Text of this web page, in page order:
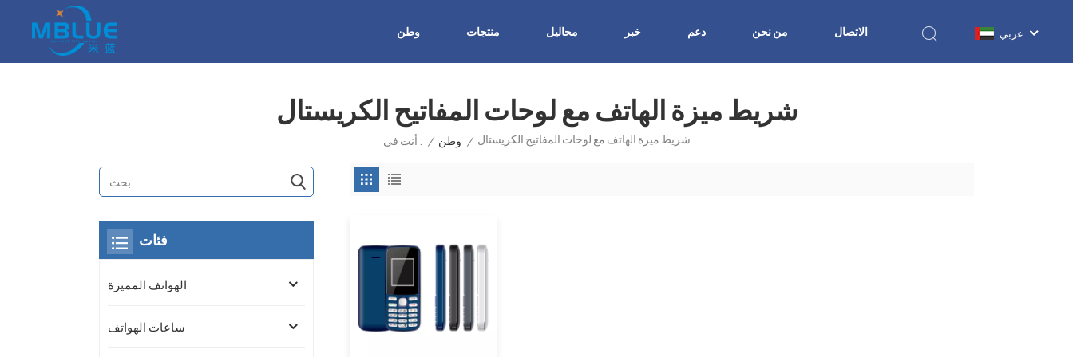
عربي وطن منتجات محاليل خبر دعم من نحن الاتصال
شريط ميزة الهاتف مع لوحات المفاتيح الكريستال
أنت في : / وطن / شريط ميزة الهاتف مع لوحات المفاتيح الكريستال
فئات
الهواتف المميزة
ساعات الهواتف